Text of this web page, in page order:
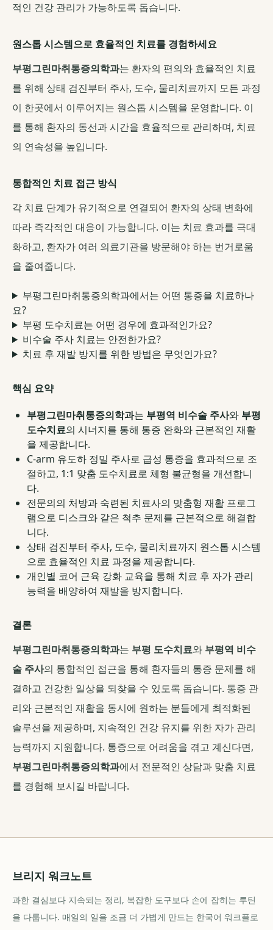
적인 건강 관리가 가능하도록 돕습니다.
원스톱 시스템으로 효율적인 치료를 경험하세요
부평그린마취통증의학과는 환자의 편의와 효율적인 치료
를 위해 상태 검진부터 주사, 도수, 물리치료까지 모든 과정
이 한곳에서 이루어지는 원스톱 시스템을 운영합니다. 이
를 통해 환자의 동선과 시간을 효율적으로 관리하며, 치료
의 연속성을 높입니다.
통합적인 치료 접근 방식
각 치료 단계가 유기적으로 연결되어 환자의 상태 변화에
따라 즉각적인 대응이 가능합니다. 이는 치료 효과를 극대
화하고, 환자가 여러 의료기관을 방문해야 하는 번거로움
을 줄여줍니다.
부평그린마취통증의학과에서는 어떤 통증을 치료하나
요?
부평 도수치료는 어떤 경우에 효과적인가요?
비수술 주사 치료는 안전한가요?
치료 후 재발 방지를 위한 방법은 무엇인가요?
핵심 요약
부평그린마취통증의학과는 부평역 비수술 주사와 부평
도수치료의 시너지를 통해 통증 완화와 근본적인 재활
을 제공합니다.
C-arm 유도하 정밀 주사로 급성 통증을 효과적으로 조
절하고, 1:1 맞춤 도수치료로 체형 불균형을 개선합니
다.
전문의의 처방과 숙련된 치료사의 맞춤형 재활 프로그
램으로 디스크와 같은 척추 문제를 근본적으로 해결합
니다.
상태 검진부터 주사, 도수, 물리치료까지 원스톱 시스템
으로 효율적인 치료 과정을 제공합니다.
개인별 코어 근육 강화 교육을 통해 치료 후 자가 관리
능력을 배양하여 재발을 방지합니다.
결론
부평그린마취통증의학과는 부평 도수치료와 부평역 비수
술 주사의 통합적인 접근을 통해 환자들의 통증 문제를 해
결하고 건강한 일상을 되찾을 수 있도록 돕습니다. 통증 관
리와 근본적인 재활을 동시에 원하는 분들에게 최적화된
솔루션을 제공하며, 지속적인 건강 유지를 위한 자가 관리
능력까지 지원합니다. 통증으로 어려움을 겪고 계신다면,
부평그린마취통증의학과에서 전문적인 상담과 맞춤 치료
를 경험해 보시길 바랍니다.
브리지 워크노트
과한 결심보다 지속되는 정리, 복잡한 도구보다 손에 잡히는 루틴
을 다룹니다. 매일의 일을 조금 더 가볍게 만드는 한국어 워크플로